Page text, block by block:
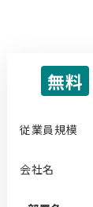
無料
従業員規模
会社名